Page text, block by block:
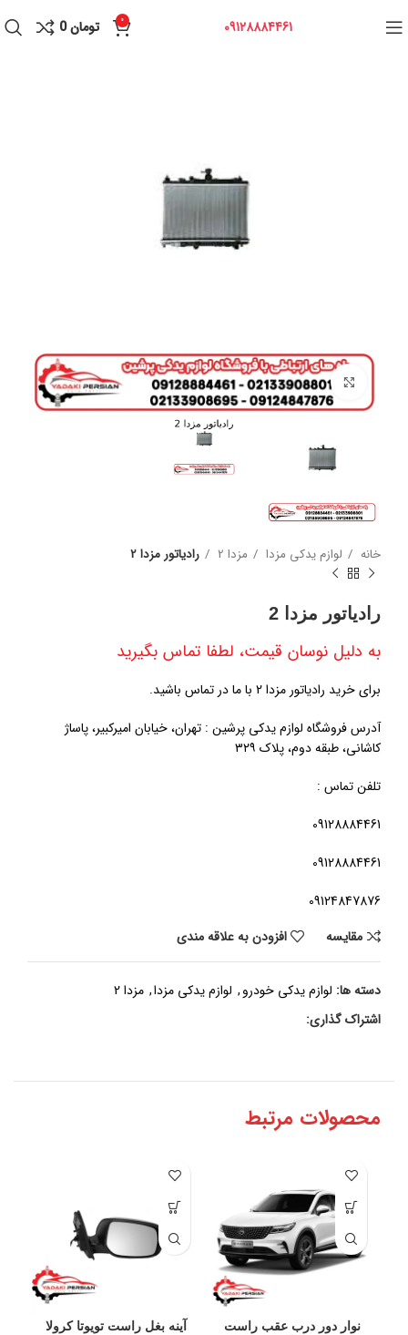
09128884461
0 تومان0
برای بزرگنمایی کلیک کنید
خانه لوازم یدکی مزدا مزدا 2 رادیاتور مزدا 2
رادیاتور مزدا 2
به دلیل نوسان قیمت، لطفا تماس بگیرید
برای خرید رادیاتور مزدا 2 با ما در تماس باشید.
آدرس فروشگاه لوازم یدکی پرشین : تهران، خیابان امیرکبیر، پاساژ
کاشانی، طبقه دوم، پلاک ۳۲۹
تلفن تماس :
09128884461
09128884461
09124847876
مقايسه
افزودن به علاقه مندی
دسته ها: لوازم یدکی خودرو, لوازم یدکی مزدا, مزدا 2
اشتراک گذاری:
محصولات مرتبط
نوار دور درب عقب راست
آینه بغل راست تویوتا کرولا